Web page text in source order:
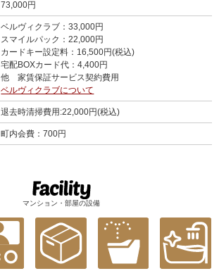
73,000円
ベルヴィクラブ：33,000円
スマイルパック：22,000円
カードキー設定料：16,500円(税込)
宅配BOXカード代：4,400円
他 家賃保証サービス契約費用
ベルヴィクラブについて
退去時清掃費用:22,000円(税込)
町内会費：700円
マンション・部屋の設備